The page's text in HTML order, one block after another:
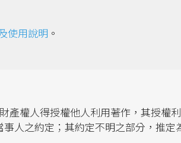
使用說明 。
產權人得授權他人利用著作，其授權
人之約定；其約定不明之部分，推定